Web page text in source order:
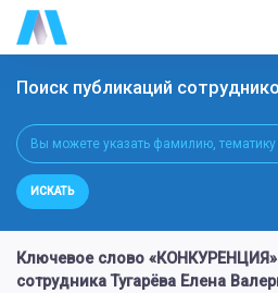
Поиск публикаций
ИСКАТЬ
Ключевое слово
сотрудника Тугарёва Елена